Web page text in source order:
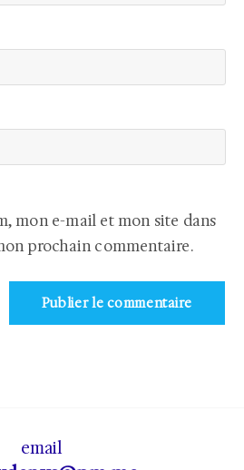
mon e-mail et mon site dans
prochain commentaire.
email